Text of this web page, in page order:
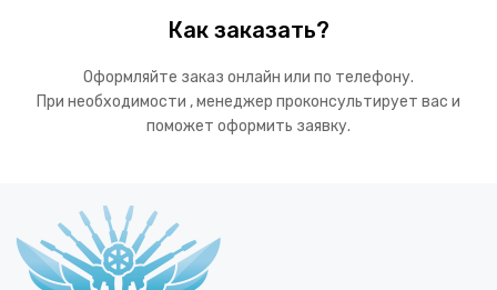
Как заказать?
Оформляйте заказ онлайн или по телефону.
При необходимости , менеджер проконсультирует вас и
поможет оформить заявку.